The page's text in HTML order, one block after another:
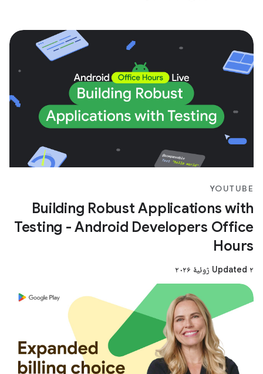
YOUTUBE
Building Robust Applications with
Testing - Android Developers Office
Hours
Updated ۲ ژوئیهٔ ۲۰۲۶